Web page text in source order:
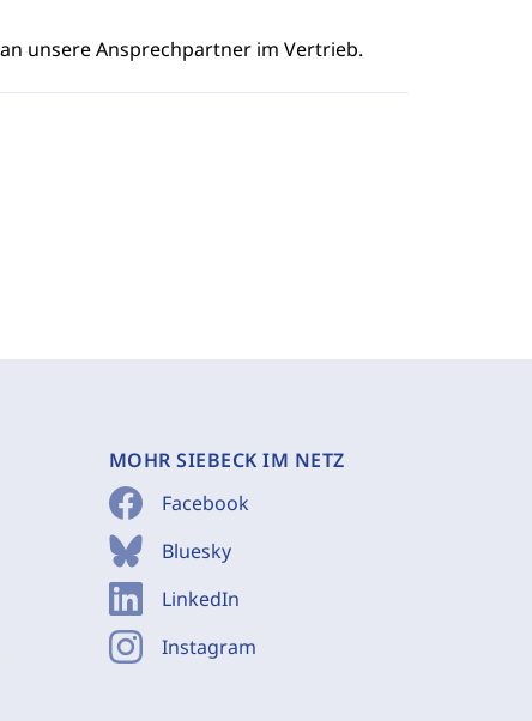
unsere Ansprechpartner im Vertrieb.
MOHR SIEBECK IM NETZ
Facebook
Bluesky
LinkedIn
Instagram